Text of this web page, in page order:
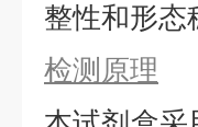
整性和形态
检测原理